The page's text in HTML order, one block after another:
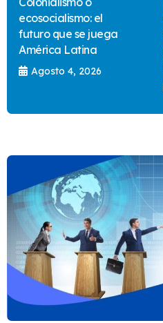
ecosocialismo: el
futuro que se juega
América Latina
Agosto 4, 2026